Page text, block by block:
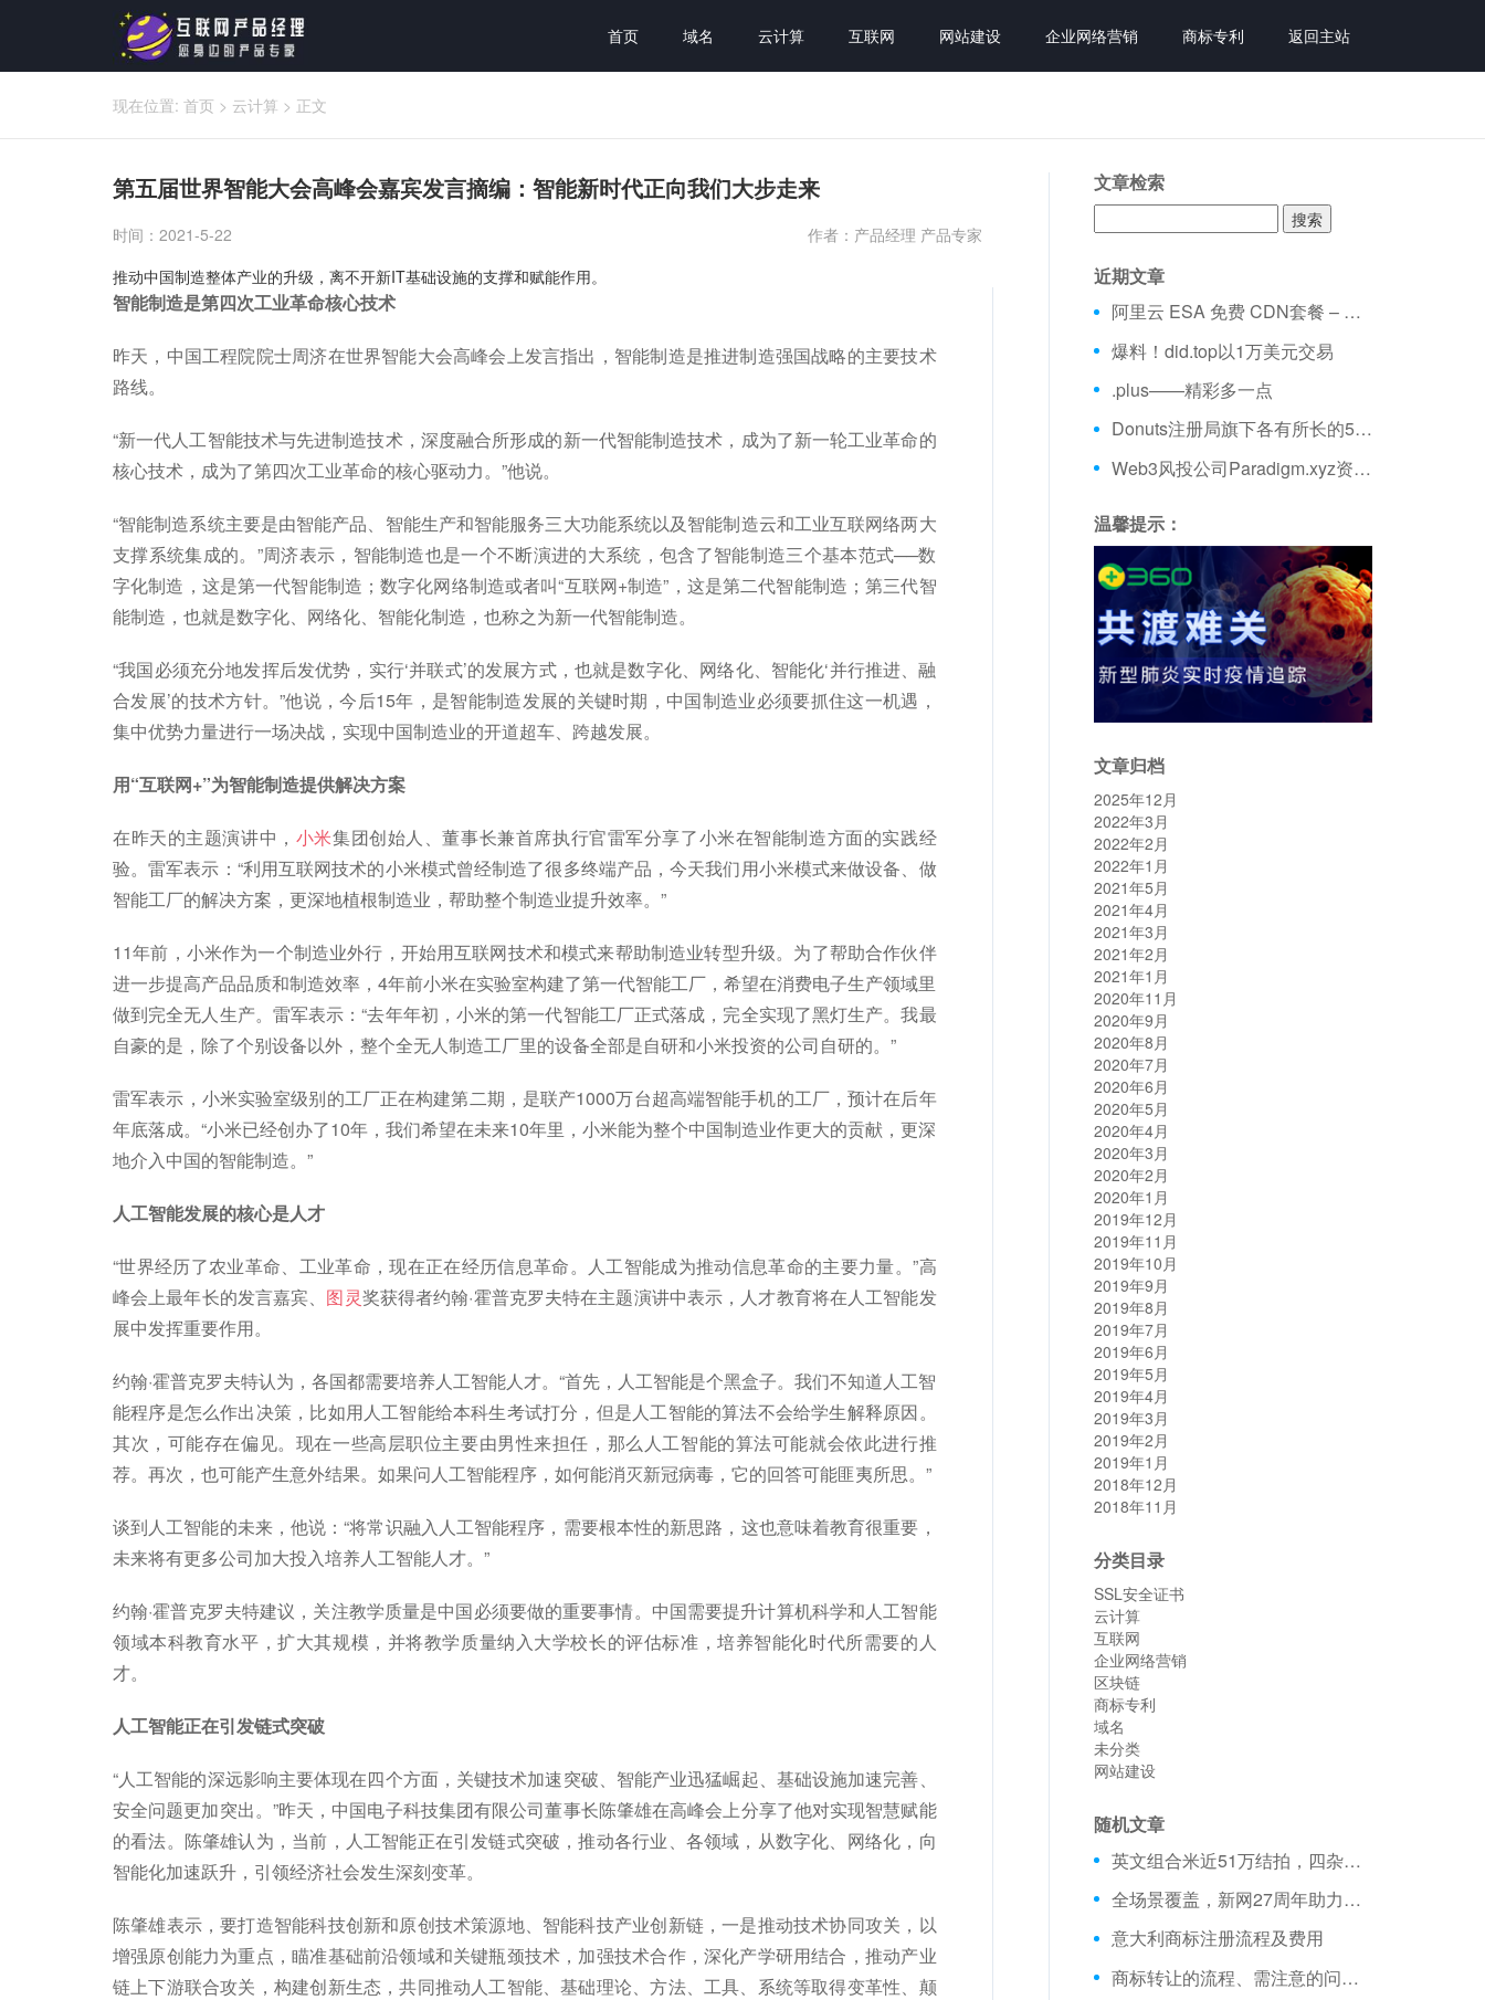
首页 域名 云计算 互联网 网站建设 企业网络营销 商标专利 返回主站
现在位置: 首页 > 云计算 > 正文
第五届世界智能大会高峰会嘉宾发言摘编：智能新时代正向我们大步走来
时间：2021-5-22
作者：产品经理 产品专家
推动中国制造整体产业的升级，离不开新IT基础设施的支撑和赋能作用。
智能制造是第四次工业革命核心技术
昨天，中国工程院院士周济在世界智能大会高峰会上发言指出，智能制造是推进制造强国战略的主要技术
路线。
“新一代人工智能技术与先进制造技术，深度融合所形成的新一代智能制造技术，成为了新一轮工业革命的
核心技术，成为了第四次工业革命的核心驱动力。”他说。
“智能制造系统主要是由智能产品、智能生产和智能服务三大功能系统以及智能制造云和工业互联网络两大
支撑系统集成的。”周济表示，智能制造也是一个不断演进的大系统，包含了智能制造三个基本范式──数
字化制造，这是第一代智能制造；数字化网络制造或者叫“互联网+制造”，这是第二代智能制造；第三代智
能制造，也就是数字化、网络化、智能化制造，也称之为新一代智能制造。
“我国必须充分地发挥后发优势，实行‘并联式’的发展方式，也就是数字化、网络化、智能化‘并行推进、融
合发展’的技术方针。”他说，今后15年，是智能制造发展的关键时期，中国制造业必须要抓住这一机遇，
集中优势力量进行一场决战，实现中国制造业的开道超车、跨越发展。
用“互联网+”为智能制造提供解决方案
在昨天的主题演讲中， 小米集团创始人、董事长兼首席执行官雷军分享了小米在智能制造方面的实践经
验。雷军表示：“利用互联网技术的小米模式曾经制造了很多终端产品，今天我们用小米模式来做设备、做
智能工厂的解决方案，更深地植根制造业，帮助整个制造业提升效率。”
11年前，小米作为一个制造业外行，开始用互联网技术和模式来帮助制造业转型升级。为了帮助合作伙伴
进一步提高产品品质和制造效率，4年前小米在实验室构建了第一代智能工厂，希望在消费电子生产领域里
做到完全无人生产。雷军表示：“去年年初，小米的第一代智能工厂正式落成，完全实现了黑灯生产。我最
自豪的是，除了个别设备以外，整个全无人制造工厂里的设备全部是自研和小米投资的公司自研的。”
雷军表示，小米实验室级别的工厂正在构建第二期，是联产1000万台超高端智能手机的工厂，预计在后年
年底落成。“小米已经创办了10年，我们希望在未来10年里，小米能为整个中国制造业作更大的贡献，更深
地介入中国的智能制造。”
人工智能发展的核心是人才
“世界经历了农业革命、工业革命，现在正在经历信息革命。人工智能成为推动信息革命的主要力量。”高
峰会上最年长的发言嘉宾、 图灵奖获得者约翰·霍普克罗夫特在主题演讲中表示，人才教育将在人工智能发
展中发挥重要作用。
约翰·霍普克罗夫特认为，各国都需要培养人工智能人才。“首先，人工智能是个黑盒子。我们不知道人工智
能程序是怎么作出决策，比如用人工智能给本科生考试打分，但是人工智能的算法不会给学生解释原因。
其次，可能存在偏见。现在一些高层职位主要由男性来担任，那么人工智能的算法可能就会依此进行推
荐。再次，也可能产生意外结果。如果问人工智能程序，如何能消灭新冠病毒，它的回答可能匪夷所思。”
谈到人工智能的未来，他说：“将常识融入人工智能程序，需要根本性的新思路，这也意味着教育很重要，
未来将有更多公司加大投入培养人工智能人才。”
约翰·霍普克罗夫特建议，关注教学质量是中国必须要做的重要事情。中国需要提升计算机科学和人工智能
领域本科教育水平，扩大其规模，并将教学质量纳入大学校长的评估标准，培养智能化时代所需要的人
才。
人工智能正在引发链式突破
“人工智能的深远影响主要体现在四个方面，关键技术加速突破、智能产业迅猛崛起、基础设施加速完善、
安全问题更加突出。”昨天，中国电子科技集团有限公司董事长陈肇雄在高峰会上分享了他对实现智慧赋能
的看法。陈肇雄认为，当前，人工智能正在引发链式突破，推动各行业、各领域，从数字化、网络化，向
智能化加速跃升，引领经济社会发生深刻变革。
陈肇雄表示，要打造智能科技创新和原创技术策源地、智能科技产业创新链，一是推动技术协同攻关，以
增强原创能力为重点，瞄准基础前沿领域和关键瓶颈技术，加强技术合作，深化产学研用结合，推动产业
链上下游联合攻关，构建创新生态，共同推动人工智能、基础理论、方法、工具、系统等取得变革性、颠
文章检索
索：
近期文章
阿里云 ESA 免费 CDN套餐 – 不限流量、全球加速 免费购买分享
爆料！did.top以1万美元交易
.plus——精彩多一点
Donuts注册局旗下各有所长的5大域名
Web3风投公司Paradigm.xyz资金量超25亿美元
温馨提示：
文章归档
2025年12月
2022年3月
2022年2月
2022年1月
2021年5月
2021年4月
2021年3月
2021年2月
2021年1月
2020年11月
2020年9月
2020年8月
2020年7月
2020年6月
2020年5月
2020年4月
2020年3月
2020年2月
2020年1月
2019年12月
2019年11月
2019年10月
2019年9月
2019年8月
2019年7月
2019年6月
2019年5月
2019年4月
2019年3月
2019年2月
2019年1月
2018年12月
2018年11月
分类目录
SSL安全证书
云计算
互联网
企业网络营销
区块链
商标专利
域名
未分类
网站建设
随机文章
英文组合米近51万结拍，四杂米t6t8.com拍出小六位
全场景覆盖，新网27周年助力企业数字化升级
意大利商标注册流程及费用
商标转让的流程、需注意的问题和准备的材料！